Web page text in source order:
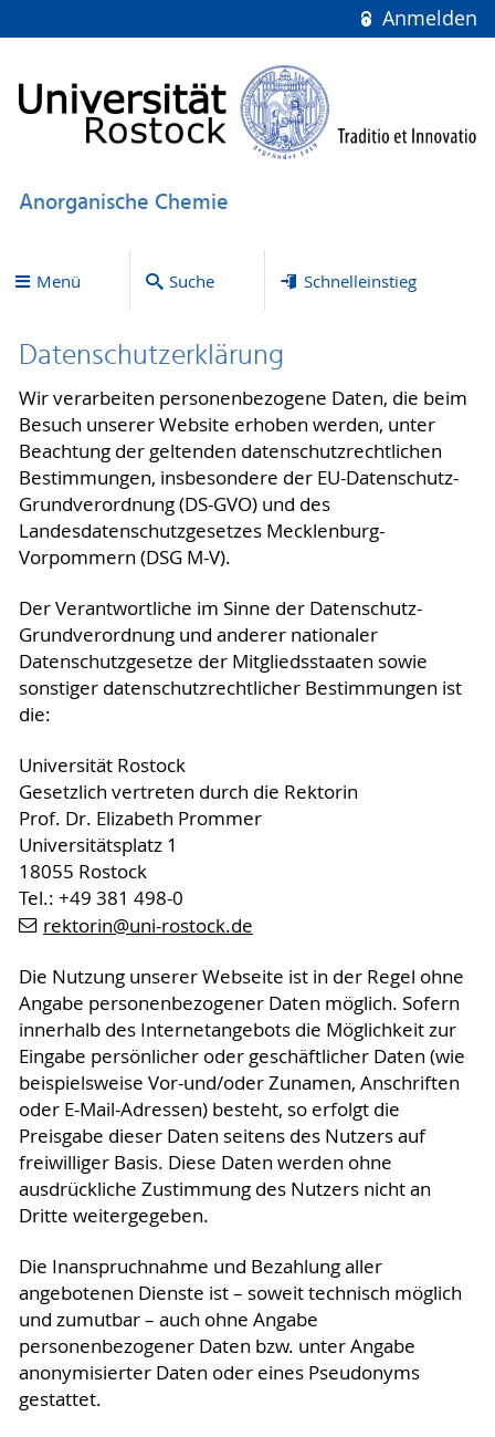
Anmelden
Anorganische Chemie
Menü Suche Schnelleinstieg
Datenschutzerklärung
Wir verarbeiten personenbezogene Daten, die beim
Besuch unserer Website erhoben werden, unter
Beachtung der geltenden datenschutzrechtlichen
Bestimmungen, insbesondere der EU-Datenschutz-
Grundverordnung (DS-GVO) und des
Landesdatenschutzgesetzes Mecklenburg-
Vorpommern (DSG M-V).
Der Verantwortliche im Sinne der Datenschutz-
Grundverordnung und anderer nationaler
Datenschutzgesetze der Mitgliedsstaaten sowie
sonstiger datenschutzrechtlicher Bestimmungen ist
die:
Universität Rostock
Gesetzlich vertreten durch die Rektorin
Prof. Dr. Elizabeth Prommer
Universitätsplatz 1
18055 Rostock
Tel.: +49 381 498-0
rektorin@uni-rostock.de
Die Nutzung unserer Webseite ist in der Regel ohne
Angabe personenbezogener Daten möglich. Sofern
innerhalb des Internetangebots die Möglichkeit zur
Eingabe persönlicher oder geschäftlicher Daten (wie
beispielsweise Vor-und/oder Zunamen, Anschriften
oder E-Mail-Adressen) besteht, so erfolgt die
Preisgabe dieser Daten seitens des Nutzers auf
freiwilliger Basis. Diese Daten werden ohne
ausdrückliche Zustimmung des Nutzers nicht an
Dritte weitergegeben.
Die Inanspruchnahme und Bezahlung aller
angebotenen Dienste ist – soweit technisch möglich
und zumutbar – auch ohne Angabe
personenbezogener Daten bzw. unter Angabe
anonymisierter Daten oder eines Pseudonyms
gestattet.